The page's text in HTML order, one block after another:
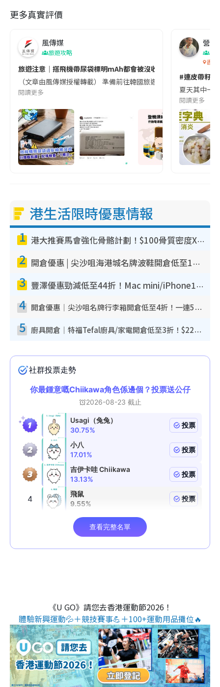
更多真實評價
風傳媒
旅遊攻略
旅遊注意｜搭飛機帶尿袋標明mAh都會被沒收😱出發前切記檢查
（文章由風傳媒授權轉載） 準備前往韓國旅遊的民眾，近期要
閱讀更多
營養
香港
#連皮帶籽
夏天其中一
閱讀更多
港生活限時優惠情報
1 港大推賽馬會強化骨骼計劃！$100骨質密度X光檢查 完成免費運動訓練送超市禮券！附參加資格
2 開倉優惠 | 尖沙咀海港城名牌波鞋開倉低至1折！On鞋$899起／Joy&Peace鞋履$98起
3 豐澤優惠勁減低至44折！Mac mini/iPhone17Pro大減價！廚房家電$220起
4 開倉優惠｜尖沙咀名牌行李箱開倉低至4折！一連5日 American Tourister/ace./Hallmark $200起！
5 廚具開倉｜特福Tefal廚具/家電開倉低至3折！$220起買平底鍋/炒鑊/湯煲！電飯煲/吸塵機/燙斗$418起
《U GO》請您去香港運動節2026！
體驗新興運動💦＋競技賽事💪＋100+運動用品攤位🔥